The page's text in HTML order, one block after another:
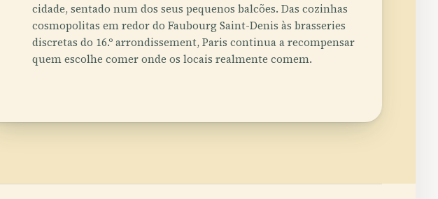
cidade, sentado num dos seus pequenos balcões. Das cozinhas
cosmopolitas em redor do Faubourg Saint-Denis às brasseries
discretas do 16.º arrondissement, Paris continua a recompensar
quem escolhe comer onde os locais realmente comem.